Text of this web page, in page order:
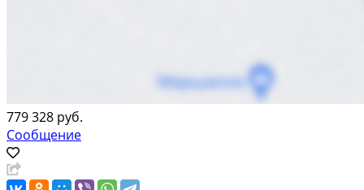
779 328 руб.
Сообщение